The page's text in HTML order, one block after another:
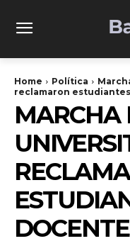
Home Política
reclamaron
MARCHA